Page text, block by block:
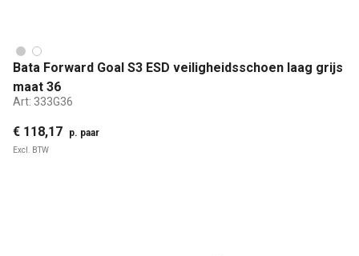
Bata Forward Goal S3 ESD veiligheidsschoen laag grijs
maat 36
Art: 333G36
€ 118,17 p. paar
Excl. BTW